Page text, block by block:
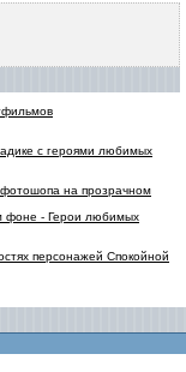
с героями любимых
фотошопа на прозрачном
фоне - Герои любимых
персонажей Спокойной